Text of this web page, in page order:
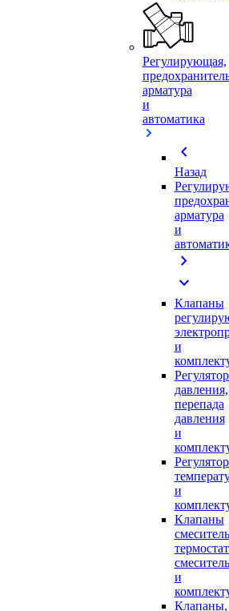
Регулирующая,
арматура
и
автоматика
chevron_left
Назад
арматура
и
chevron_right
expand_more
Клапаны
и
давления,
перепада
давления
и
и
Клапаны
и
Клапаны,